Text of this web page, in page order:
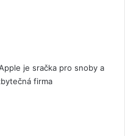
je sračka pro snoby a
firma